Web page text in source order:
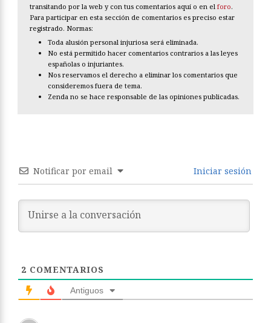
transitando por la web y con tus comentarios aquí o en el foro.
Para participar en esta sección de comentarios es preciso estar
registrado. Normas:
Toda alusión personal injuriosa será eliminada.
No está permitido hacer comentarios contrarios a las leyes
españolas o injuriantes.
Nos reservamos el derecho a eliminar los comentarios que
consideremos fuera de tema.
Zenda no se hace responsable de las opiniones publicadas.
Notificar por email Iniciar sesión
2 COMENTARIOS
Antiguos